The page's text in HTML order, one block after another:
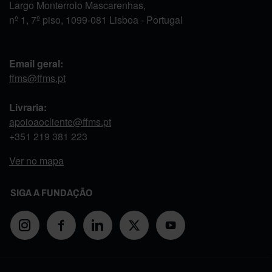
Largo Monterroio Mascarenhas,
nº 1, 7º piso, 1099-081 Lisboa - Portugal
Email geral:
ffms@ffms.pt
Livraria:
apoioaocliente@ffms.pt
+351 219 381 223
Ver no mapa
SIGA A FUNDAÇÃO